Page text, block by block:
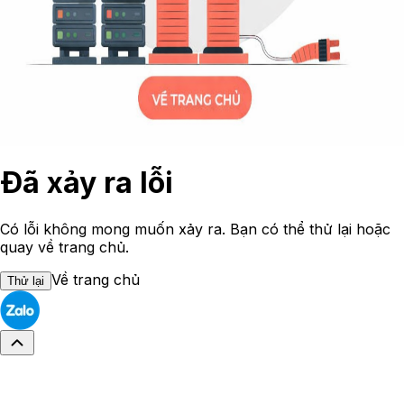
Đã xảy ra lỗi
Có lỗi không mong muốn xảy ra. Bạn có thể thử lại hoặc
quay về trang chủ.
Thử lại Về trang chủ